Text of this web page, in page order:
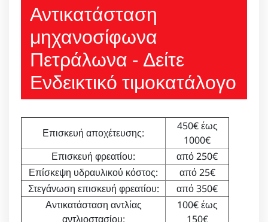
Αντικατάσταση
μηχανοσίφωνα
Πετράλωνα - Δείτε
Ενδεικτικό τιμοκατάλογο
Επισκευή αποχέτευσης:
450€ έως
1000€
Επισκευή φρεατίου:
από 250€
Επίσκεψη υδραυλικού κόστος:
από 25€
Στεγάνωση επισκευή φρεατίου:
από 350€
Αντικατάσταση αντλίας
αντλιοστασίου:
100€ έως
150€